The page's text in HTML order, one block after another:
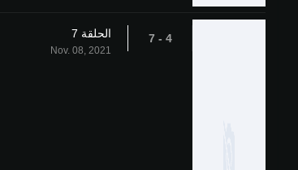
4 - 7 الحلقة 7
Nov. 08, 2021